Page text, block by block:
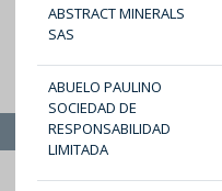
ABSTRACT MINERALS
SAS
ABUELO PAULINO
SOCIEDAD DE
RESPONSABILIDAD
LIMITADA